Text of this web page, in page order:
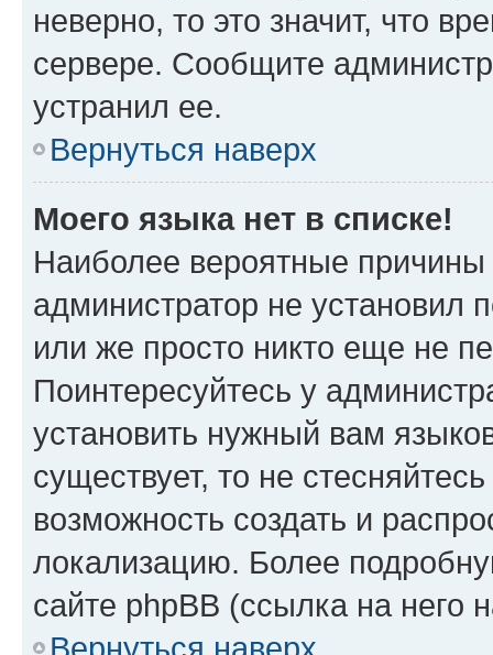
неверно, то это значит, что
сервере. Сообщите
устранил ее.
Вернуться наверх
Моего языка нет в списке!
Наиболее вероятные причины
администратор не установил
или же просто никто еще не
Поинтересуйтесь у
установить нужный вам
существует, то не
возможность создать и
локализацию. Более
сайте phpBB (ссылка на него
Вернуться наверх